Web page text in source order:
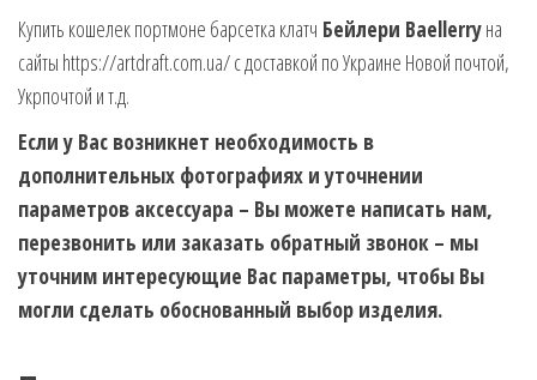
Купить кошелек портмоне барсетка клатч Бейлери Baellerryна
сайты https://artdraft.com.ua/ с доставкой по Украине Новой почтой,
Укрпочтой и т.д.
Если у Вас возникнет необходимость в
дополнительных фотографиях и уточнении
параметров аксессуара – Вы можете написать нам,
перезвонить или заказать обратный звонок – мы
уточним интересующие Вас параметры, чтобы Вы
могли сделать обоснованный выбор изделия.